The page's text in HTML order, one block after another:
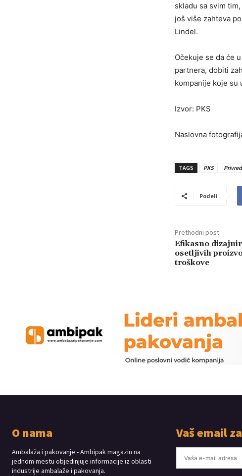
skladu sa svim
još više zahteva
Lindel.
Očekuje se da će
partnera, dobiti
kompanije koje su
Izvor: PKS
Naslovna
TAGS PKS
Podeli
Prethodni post
Efikasno
osetljivih
troškove
O nama
Ambalaža i pakovanje - Ambipak magazin na
jednom mestu objedinjuje informacije iz oblasti
industrije ambalaže i pakovanja.
Vaš email